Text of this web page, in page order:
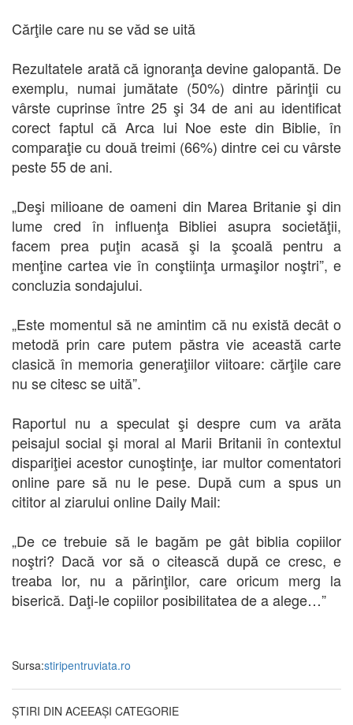
Cărţile care nu se văd se uită
Rezultatele arată că ignoranţa devine galopantă. De
exemplu, numai jumătate (50%) dintre părinţii cu
vârste cuprinse între 25 şi 34 de ani au identificat
corect faptul că Arca lui Noe este din Biblie, în
comparaţie cu două treimi (66%) dintre cei cu vârste
peste 55 de ani.
„Deşi milioane de oameni din Marea Britanie şi din
lume cred în influenţa Bibliei asupra societăţii,
facem prea puţin acasă şi la şcoală pentru a
menţine cartea vie în conştiinţa urmaşilor noştri”, e
concluzia sondajului.
„Este momentul să ne amintim că nu există decât o
metodă prin care putem păstra vie această carte
clasică în memoria generaţiilor viitoare: cărţile care
nu se citesc se uită”.
Raportul nu a speculat şi despre cum va arăta
peisajul social şi moral al Marii Britanii în contextul
dispariţiei acestor cunoştinţe, iar multor comentatori
online pare să nu le pese. După cum a spus un
cititor al ziarului online Daily Mail:
„De ce trebuie să le bagăm pe gât biblia copiilor
noştri? Dacă vor să o citească după ce cresc, e
treaba lor, nu a părinţilor, care oricum merg la
biserică. Daţi-le copiilor posibilitatea de a alege…”
Sursa:stiripentruviata.ro
ȘTIRI DIN ACEEAȘI CATEGORIE